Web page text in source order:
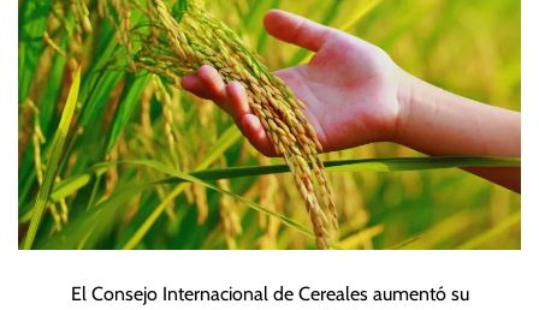
El Consejo Internacional de Cereales aumentó su